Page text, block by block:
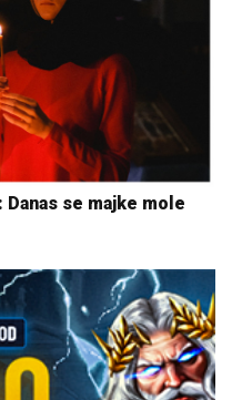
se majke mole